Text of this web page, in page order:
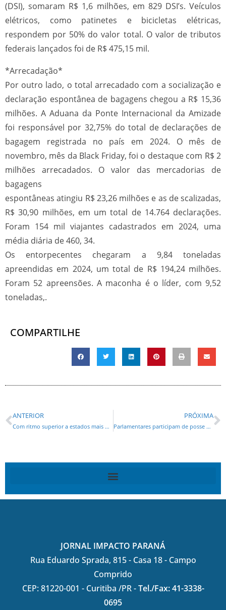
(DSI), somaram R$ 1,6 milhões, em 829 DSI’s. Veículos
elétricos, como patinetes e bicicletas elétricas,
respondem por 50% do valor total. O valor de tributos
federais lançados foi de R$ 475,15 mil.
*Arrecadação*
Por outro lado, o total arrecadado com a socialização e
declaração espontânea de bagagens chegou a R$ 15,36
milhões. A Aduana da Ponte Internacional da Amizade
foi responsável por 32,75% do total de declarações de
bagagem registrada no país em 2024. O mês de
novembro, mês da Black Friday, foi o destaque com R$ 2
milhões arrecadados. O valor das mercadorias de
bagagens
espontâneas atingiu R$ 23,26 milhões e as de scalizadas,
R$ 30,90 milhões, em um total de 14.764 declarações.
Foram 154 mil viajantes cadastrados em 2024, uma
média diária de 460, 34.
Os entorpecentes chegaram a 9,84 toneladas
apreendidas em 2024, um total de R$ 194,24 milhões.
Foram 52 apreensões. A maconha é o líder, com 9,52
toneladas,.
COMPARTILHE
ANTERIOR
Com ritmo superior a estados mais populosos, Paraná é o 2º que mais contrata no Brasil
PRÓXIMA
Parlamentares participam de posse do novo presidente do Tribunal de Contas do Estado do Paraná
JORNAL IMPACTO PARANÁ
Rua Eduardo Sprada, 815 - Casa 18 - Campo
Comprido
CEP: 81220-001 - Curitiba /PR -Tel./Fax: 41-3338-
0695